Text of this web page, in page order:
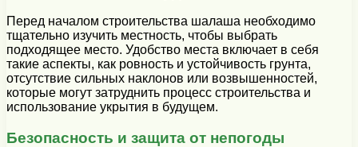
Перед началом строительства шалаша необходимо
тщательно изучить местность, чтобы выбрать
подходящее место. Удобство места включает в себя
такие аспекты, как ровность и устойчивость грунта,
отсутствие сильных наклонов или возвышенностей,
которые могут затруднить процесс строительства и
использование укрытия в будущем.
Безопасность и защита от непогоды